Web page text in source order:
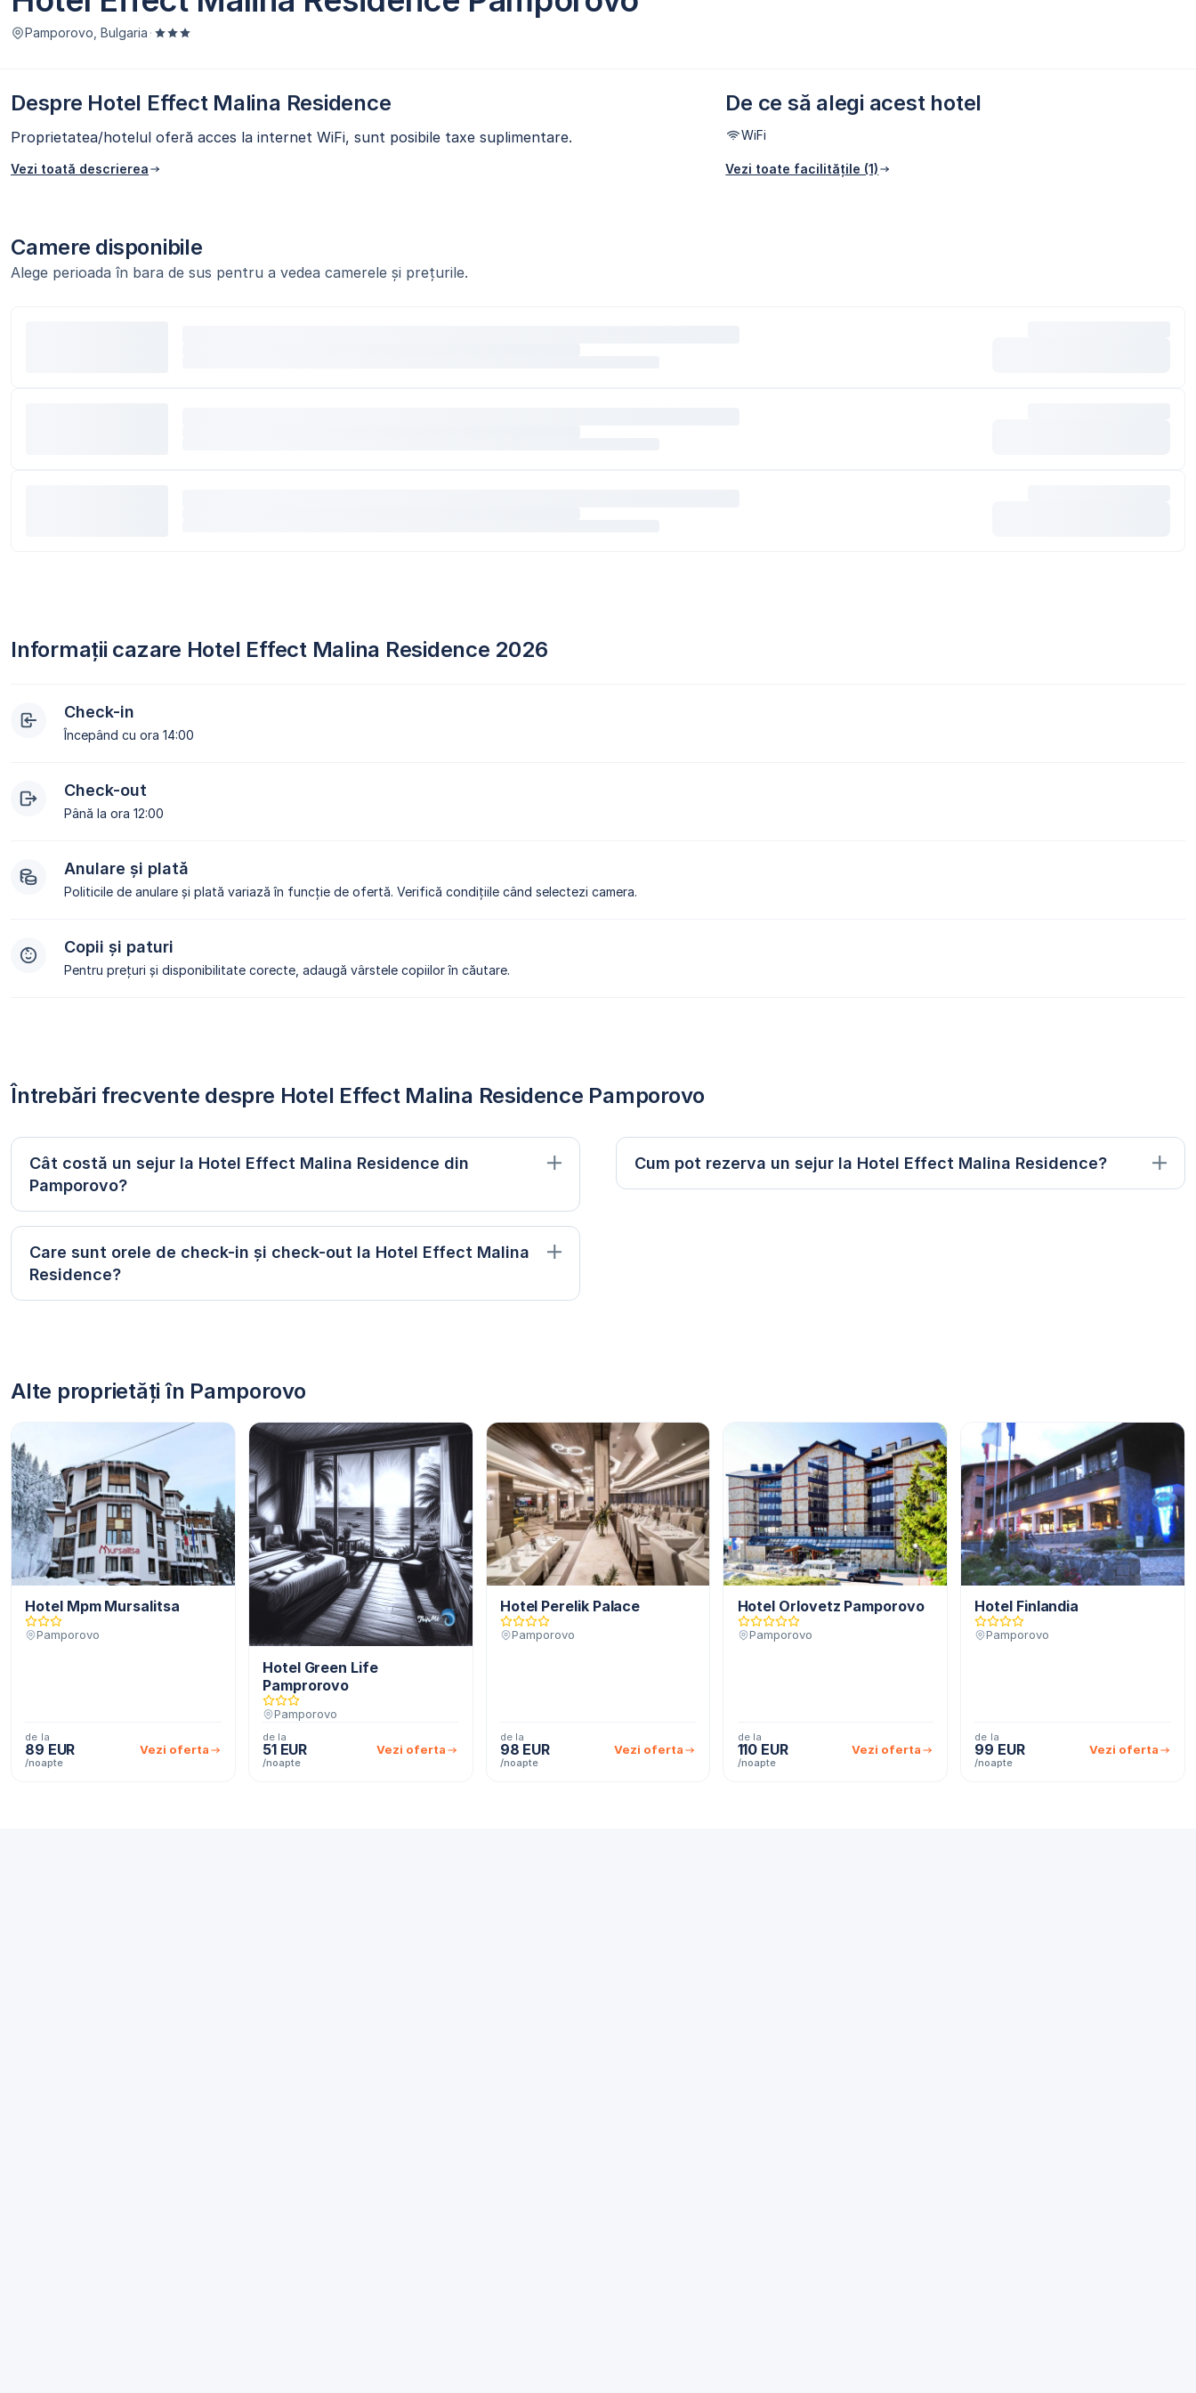
Pamporovo, Bulgaria ·
Despre Hotel Effect Malina Residence
Proprietatea/hotelul oferă acces la internet WiFi, sunt posibile taxe suplimentare.
Vezi toată descrierea
De ce să alegi acest hotel
WiFi
Vezi toate facilitățile (1)
Camere disponibile
Alege perioada în bara de sus pentru a vedea camerele și prețurile.
Informații cazare Hotel Effect Malina Residence 2026
Check-in
Începând cu ora 14:00
Check-out
Până la ora 12:00
Anulare și plată
Politicile de anulare și plată variază în funcție de ofertă. Verifică condițiile când selectezi camera.
Copii și paturi
Pentru prețuri și disponibilitate corecte, adaugă vârstele copiilor în căutare.
Întrebări frecvente despre Hotel Effect Malina Residence Pamporovo
Cât costă un sejur la Hotel Effect Malina Residence din
Pamporovo?
Care sunt orele de check-in și check-out la Hotel Effect Malina
Residence?
Cum pot rezerva un sejur la Hotel Effect Malina Residence?
Alte proprietăți în Pamporovo
Hotel Mpm Mursalitsa
Pamporovo
de la
89 EUR
/noapte
Vezi oferta
Hotel Green Life
Pamprorovo
Pamporovo
de la
51 EUR
/noapte
Vezi oferta
Hotel Perelik Palace
Pamporovo
de la
98 EUR
/noapte
Vezi oferta
Hotel Orlovetz Pamporovo
Pamporovo
de la
110 EUR
/noapte
Vezi oferta
Hotel Finlandia
Pamporovo
de la
99 EUR
/noapte
Vezi oferta